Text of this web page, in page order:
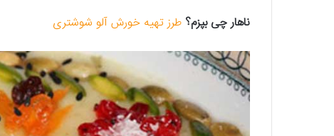
ناهار چی بپزم؟ طرز تهیه خورش آلو شوشتری